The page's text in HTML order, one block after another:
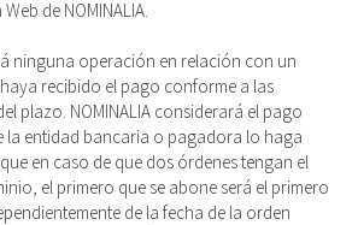
de NOMINALIA.
ninguna operación en relación con un
recibido el pago conforme a las
plazo. NOMINALIA considerará el pago
la entidad bancaria o pagadora lo haga
en caso de que dos órdenes tengan el
el primero que se abone será el primero
de la fecha de la orden